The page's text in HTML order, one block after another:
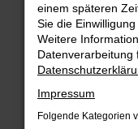
einem späteren
Sie die
Weitere
Datenverarbeitung
Impressum
Folgende Kategorien